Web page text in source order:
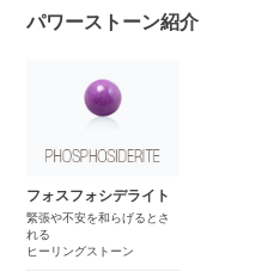
パワーストーン紹介
フォスフォシデライト
緊張や不安を和らげるとさ
れる
ヒーリングストーン